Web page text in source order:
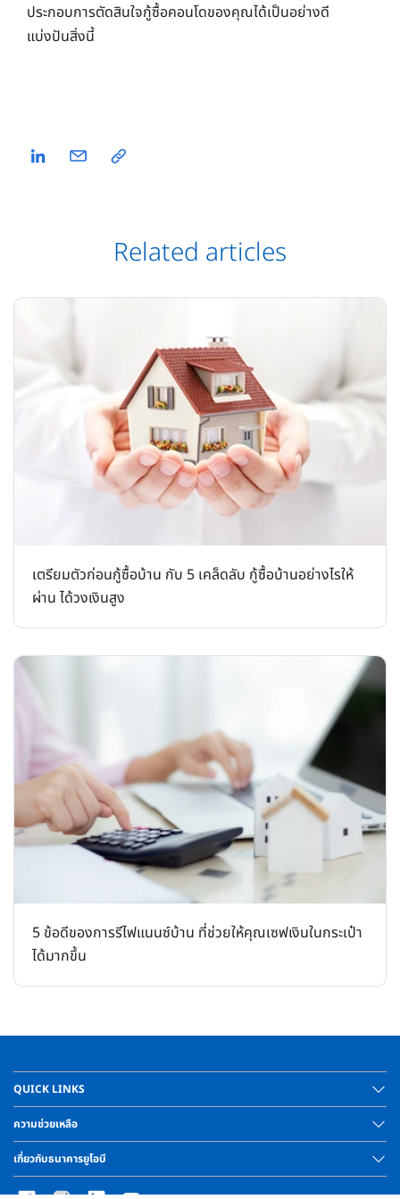
แบ่งปันสิ่งนี้
ประกอบการตัดสินใจกู้ซื้อคอนโดของคุณได้เป็นอย่างดี
Related articles
เตรียมตัวก่อนกู้ซื้อบ้าน กับ 5 เคล็ดลับ กู้ซื้อบ้านอย่างไรให้
ผ่าน ได้วงเงินสูง
5 ข้อดีของการรีไฟแนนซ์บ้าน ที่ช่วยให้คุณเซฟเงินในกระเป๋า
ได้มากขึ้น
QUICK LINKS
ความช่วยเหลือ
เกี่ยวกับธนาคารยูโอบี